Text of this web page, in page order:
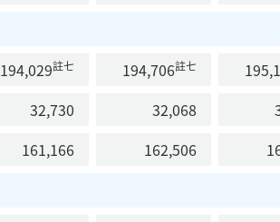
194,029註七 194,706註七
32,730 32,068
161,166 162,506